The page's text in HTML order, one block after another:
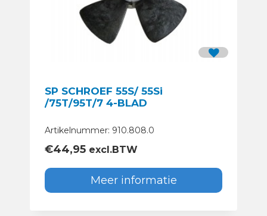
SP SCHROEF 55S/ 55Si
/75T/95T/7 4-BLAD
Artikelnummer: 910.808.0
€44,95 excl.BTW
Meer informatie